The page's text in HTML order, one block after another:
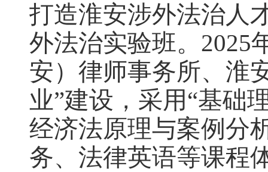
打造淮安涉外法治人
外法治实验班。2025
安）律师事务所、淮
业”建设，采用“基础
经济法原理与案例分
务、法律英语等课程